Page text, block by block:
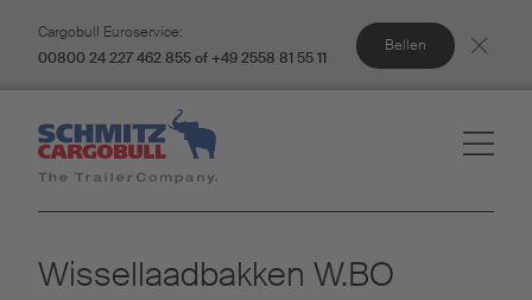
Cargobull Euroservice:
00800 24 227 462 855 of +49 2558 81 55 11
Bellen
Wissellaadbakken W.BO​